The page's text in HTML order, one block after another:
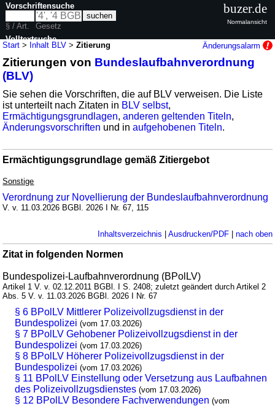
Start > Inhalt BLV >Zitierung Änderungsalarm
Zitierungen von Bundeslaufbahnverordnung
(BLV)
Sie sehen die Vorschriften, die auf BLV verweisen. Die Liste
ist unterteilt nach Zitaten in BLV selbst,
Ermächtigungsgrundlagen,anderen geltenden Titeln,
Änderungsvorschriften und inaufgehobenen Titeln.
Ermächtigungsgrundlage gemäß Zitiergebot
Sonstige
Verordnung zur Novellierung der Bundeslaufbahnverordnung
V. v. 11.03.2026 BGBl. 2026 I Nr. 67, 115
Inhaltsverzeichnis | Ausdrucken/PDF| nach oben
Zitat in folgenden Normen
Bundespolizei-Laufbahnverordnung (BPolLV)
Artikel 1 V. v. 02.12.2011 BGBl. I S. 2408; zuletzt geändert durch Artikel 2
Abs. 5 V. v. 11.03.2026 BGBl. 2026 I Nr. 67
§ 6 BPolLV Mittlerer Polizeivollzugsdienst in der
Bundespolizei (vom 17.03.2026)
§ 7 BPolLV Gehobener Polizeivollzugsdienst in der
Bundespolizei (vom 17.03.2026)
§ 8 BPolLV Höherer Polizeivollzugsdienst in der
Bundespolizei (vom 17.03.2026)
§ 11 BPolLV Einstellung oder Versetzung aus Laufbahnen
des Polizeivollzugsdienstes (vom 17.03.2026)
§ 12 BPolLV Besondere Fachverwendungen (vom
Vorschriftensuche
§ / Art.
Gesetz
Volltextsuche
nur in BLV
buzer.de
Normalansicht